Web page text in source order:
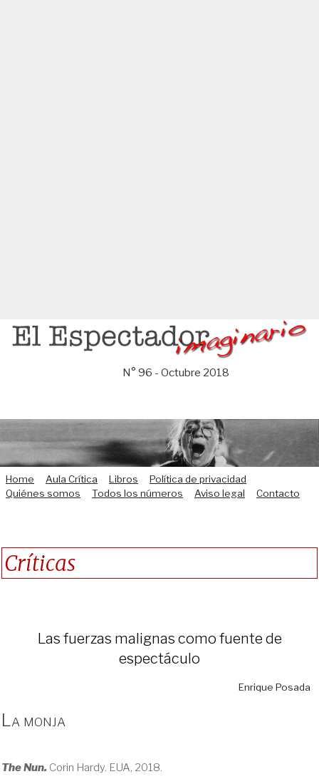
Saltar
N° 96 - Octubre 2018
Home Aula Crítica Libros
Política de privacidad
Quiénes somos
Todos los números Aviso legal Contacto
Críticas
Las fuerzas malignas como fuente de
espectáculo
Enrique Posada
La monja
The Nun. Corin Hardy. EUA, 2018.